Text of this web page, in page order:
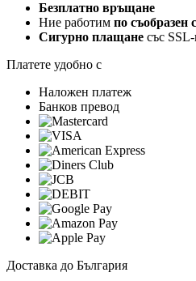
Безплатно връщане
Ние работим по съобразен
Сигурно плащане със
Платете удобно с
Наложен платеж
Банков превод
Доставка до България